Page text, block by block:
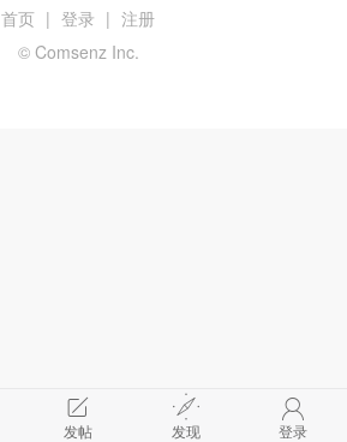
发帖 发现 登录
首页 | 登录 | 注册
© Comsenz Inc.